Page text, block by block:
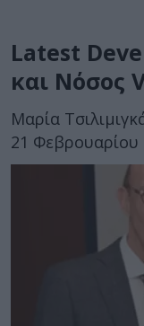
Latest
και Νόσος
Μαρία
21 Φεβρουαρίου